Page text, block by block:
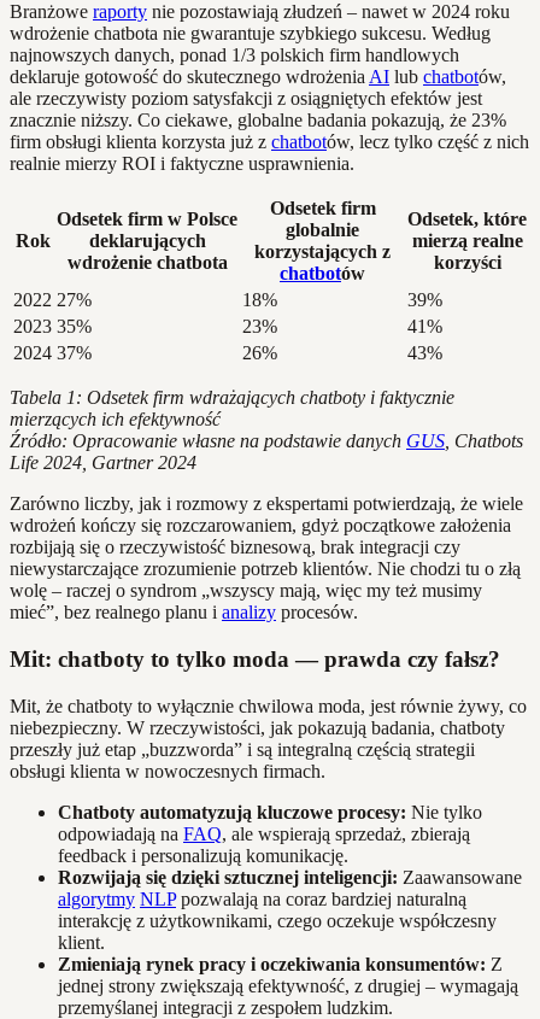
Branżowe raporty nie pozostawiają złudzeń – nawet w 2024 roku
wdrożenie chatbota nie gwarantuje szybkiego sukcesu. Według
najnowszych danych, ponad 1/3 polskich firm handlowych
deklaruje gotowość do skutecznego wdrożenia AI lub chatbotów,
ale rzeczywisty poziom satysfakcji z osiągniętych efektów jest
znacznie niższy. Co ciekawe, globalne badania pokazują, że 23%
firm obsługi klienta korzysta już z chatbotów, lecz tylko część z nich
realnie mierzy ROI i faktyczne usprawnienia.
Rok
Odsetek firm w Polsce
deklarujących
wdrożenie chatbota
Odsetek firm
globalnie
korzystających z
chatbotów
Odsetek, które
mierzą realne
korzyści
2022 27% 18%
39%
2023 35% 23%
41%
2024 37% 26% 43%
Tabela 1: Odsetek firm wdrażających chatboty i faktycznie
mierzących ich efektywność
Źródło: Opracowanie własne na podstawie danych GUS , Chatbots
Life 2024, Gartner 2024
Zarówno liczby, jak i rozmowy z ekspertami potwierdzają, że wiele
wdrożeń kończy się rozczarowaniem, gdyż początkowe założenia
rozbijają się o rzeczywistość biznesową, brak integracji czy
niewystarczające zrozumienie potrzeb klientów. Nie chodzi tu o złą
wolę – raczej o syndrom „wszyscy mają, więc my też musimy
mieć”, bez realnego planu i analizy procesów.
Mit: chatboty to tylko moda — prawda czy fałsz?
Mit, że chatboty to wyłącznie chwilowa moda, jest równie żywy, co
niebezpieczny. W rzeczywistości, jak pokazują badania, chatboty
przeszły już etap „buzzworda” i są integralną częścią strategii
obsługi klienta w nowoczesnych firmach.
Chatboty automatyzują kluczowe procesy: Nie tylko
odpowiadają na FAQ, ale wspierają sprzedaż, zbierają
feedback i personalizują komunikację.
Rozwijają się dzięki sztucznej inteligencji: Zaawansowane
algorytmy NLPpozwalają na coraz bardziej naturalną
interakcję z użytkownikami, czego oczekuje współczesny
klient.
Zmieniają rynek pracy i oczekiwania konsumentów: Z
jednej strony zwiększają efektywność, z drugiej – wymagają
przemyślanej integracji z zespołem ludzkim.